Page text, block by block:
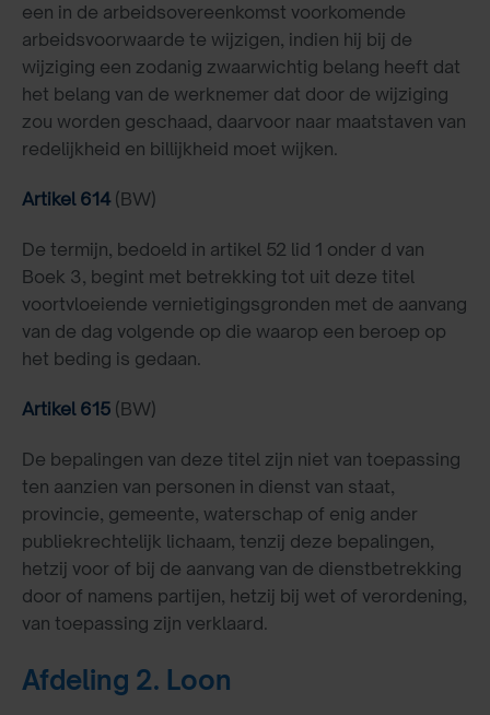
een in de arbeidsovereenkomst voorkomende
arbeidsvoorwaarde te wijzigen, indien hij bij de
wijziging een zodanig zwaarwichtig belang heeft dat
het belang van de werknemer dat door de wijziging
zou worden geschaad, daarvoor naar maatstaven van
redelijkheid en billijkheid moet wijken.
Artikel 614(BW)
De termijn, bedoeld in artikel 52 lid 1 onder d van
Boek 3, begint met betrekking tot uit deze titel
voortvloeiende vernietigingsgronden met de aanvang
van de dag volgende op die waarop een beroep op
het beding is gedaan.
Artikel 615 (BW)
De bepalingen van deze titel zijn niet van toepassing
ten aanzien van personen in dienst van staat,
provincie, gemeente, waterschap of enig ander
publiekrechtelijk lichaam, tenzij deze bepalingen,
hetzij voor of bij de aanvang van de dienstbetrekking
door of namens partijen, hetzij bij wet of verordening,
van toepassing zijn verklaard.
Afdeling 2. Loon